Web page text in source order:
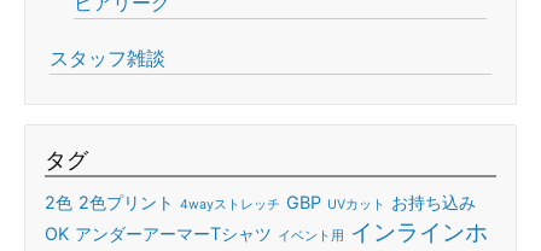
スタッフ雑談
タグ
2色 2色プリント 4wayストレッチ GBP UVカット
お持ち込み
OK アンダーアーマーTシャツ イベント用
インラインホ